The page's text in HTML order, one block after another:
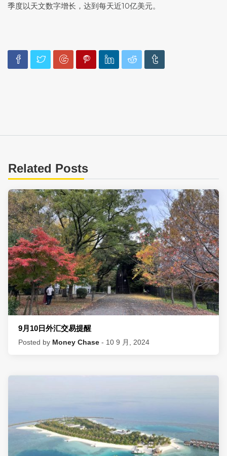
季度以天文数字增长，达到每天近10亿美元。
Related Posts
9月10日外汇交易提醒
Posted by Money Chase - 10 9 月, 2024